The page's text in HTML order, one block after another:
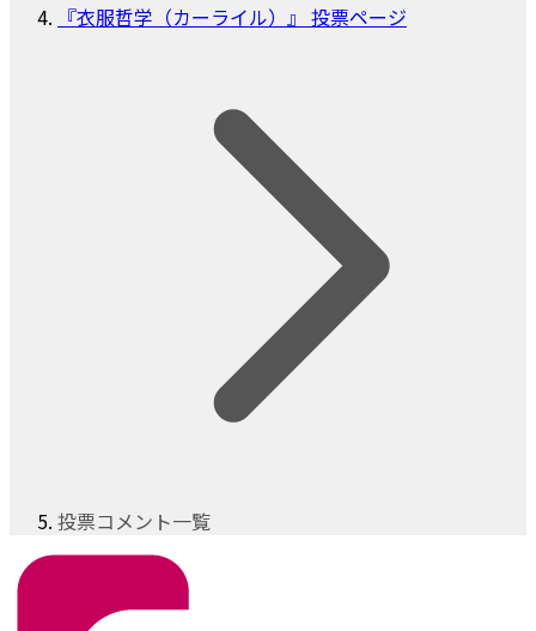
『衣服哲学（カーライル）』 投票ページ
投票コメント一覧